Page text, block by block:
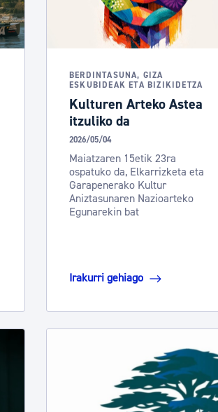
Udal administrazioa
Iragarki ofizialen taula
BERDINTASUNA, GIZA
ESKUBIDEAK ETA BIZIKIDETZA
Kulturen Arteko Astea
itzuliko da
2026/05/04
Maiatzaren 15etik 23ra
ospatuko da, Elkarrizketa eta
Garapenerako Kultur
Aniztasunaren Nazioarteko
Egunarekin bat
Irakurri gehiago